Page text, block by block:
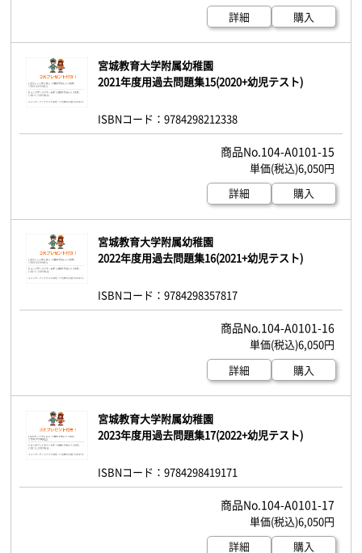
詳細
購入
宮城教育大学附属幼稚園
2021年度用過去問題集15(2020+幼児テスト)
ISBNコード：9784298212338
104-A0101-15
6,050円
詳細
購入
宮城教育大学附属幼稚園
2022年度用過去問題集16(2021+幼児テスト)
ISBNコード：9784298357817
104-A0101-16
6,050円
詳細
購入
宮城教育大学附属幼稚園
2023年度用過去問題集17(2022+幼児テスト)
ISBNコード：9784298419171
104-A0101-17
6,050円
詳細
購入